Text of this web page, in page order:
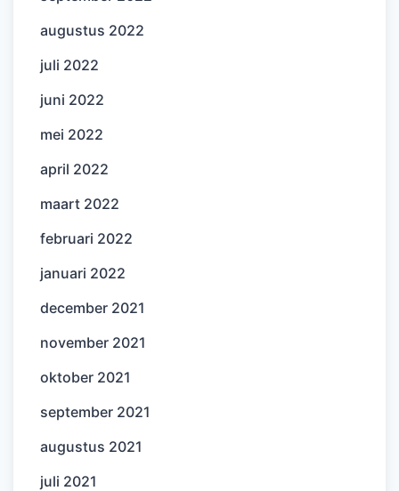
augustus 2022
juli 2022
juni 2022
mei 2022
april 2022
maart 2022
februari 2022
januari 2022
december 2021
november 2021
oktober 2021
september 2021
augustus 2021
juli 2021